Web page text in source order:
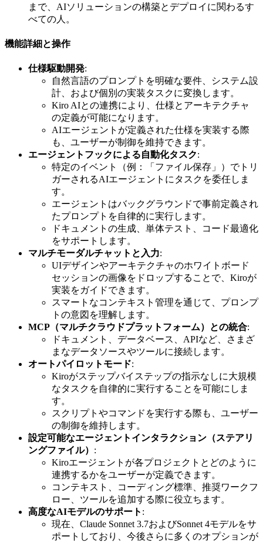
まで、AIソリューションの構築とデプロイに関わるす
べての人。
機能詳細と操作
仕様駆動開発:
自然言語のプロンプトを明確な要件、システム設
計、および個別の実装タスクに変換します。
Kiro AIとの連携により、仕様とアーキテクチャ
の定義が可能になります。
AIエージェントが定義された仕様を実装する際
も、ユーザーが制御を維持できます。
エージェントフックによる自動化タスク:
特定のイベント（例：「ファイル保存」）でトリ
ガーされるAIエージェントにタスクを委任しま
す。
エージェントはバックグラウンドで事前定義され
たプロンプトを自律的に実行します。
ドキュメントの生成、単体テスト、コード最適化
をサポートします。
マルチモーダルチャットと入力:
UIデザインやアーキテクチャのホワイトボード
セッションの画像をドロップすることで、Kiroが
実装をガイドできます。
スマートなコンテキスト管理を通じて、プロンプ
トの意図を理解します。
MCP（マルチクラウドプラットフォーム）との統合:
ドキュメント、データベース、APIなど、さまざ
まなデータソースやツールに接続します。
オートパイロットモード:
Kiroがステップバイステップの指示なしに大規模
なタスクを自律的に実行することを可能にしま
す。
スクリプトやコマンドを実行する際も、ユーザー
の制御を維持します。
設定可能なエージェントインタラクション（ステアリ
ングファイル） :
Kiroエージェントが各プロジェクトとどのように
連携するかをユーザーが定義できます。
コンテキスト、コーディング標準、推奨ワークフ
ロー、ツールを追加する際に役立ちます。
高度なAIモデルのサポート :
現在、Claude Sonnet 3.7およびSonnet 4モデルをサ
ポートしており、今後さらに多くのオプションが